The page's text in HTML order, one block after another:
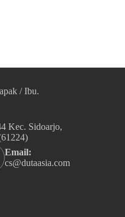
/ Ibu.
Kec. Sidoarjo,
Email:
cs@dutaasia.com